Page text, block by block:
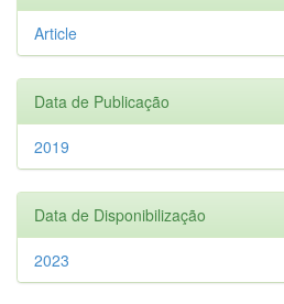
Article
Data de Publicação
2019
Data de Disponibilização
2023